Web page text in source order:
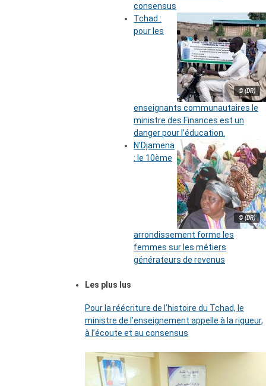
consensus
© (DR)
Tchad :
pour les
enseignants communautaires le
ministre des Finances est un
danger pour l’éducation.
© (DR)
N’Djamena
: le 10ème
arrondissement forme les
femmes sur les métiers
générateurs de revenus
Les plus lus
Pour la réécriture de l’histoire du Tchad, le
ministre de l’enseignement appelle à la rigueur,
à l’écoute et au consensus